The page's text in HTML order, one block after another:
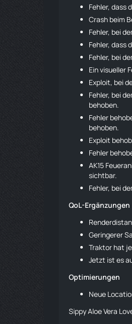
Fehler, dass
Crash beim
Fehler, bei
Fehler, dass
Fehler, bei
Ein visueller
Exploit, bei
Fehler, bei
behoben.
Fehler
behoben.
Exploit
Fehler
AK15
sichtbar.
Fehler, bei
QoL-Ergänzungen
Geringerer
Traktor hat
Jetzt ist es
Optimierungen
Neue
SippyAloe Vera